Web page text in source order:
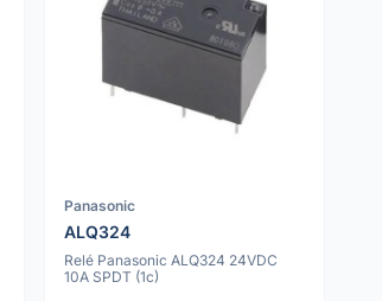
Panasonic
ALQ324
Relé Panasonic ALQ324 24VDC
10A SPDT (1c)